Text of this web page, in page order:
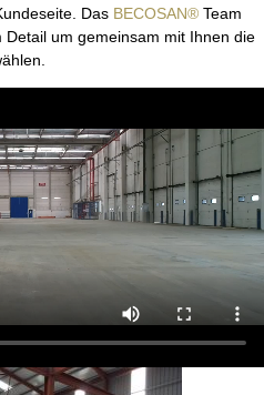
Das BECOSAN® Team
um gemeinsam mit Ihnen die